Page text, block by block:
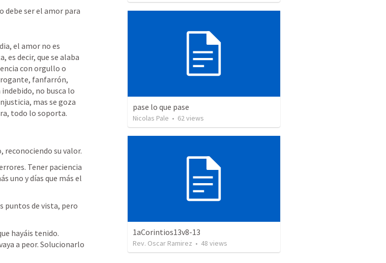
debe ser el amor para
el amor no es
es decir, que se alaba
con orgullo o
fanfarrón,
no busca lo
mas se goza
todo lo soporta.
reconociendo su valor.
Tener paciencia
uno y días que más el
puntos de vista, pero
hayáis tenido.
a peor. Solucionarlo
pase lo que pase
Nicolas Pale • 62views
1aCorintios13v8-13
Rev. Oscar Ramirez • 48 views